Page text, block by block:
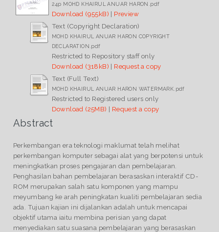
24p MOHD KHAIRUL ANUAR HARON.pdf
Download (955kB) | Preview
Text (Copyright Declaration)
MOHD KHAIRUL ANUAR HARON COPYRIGHT
DECLARATION.pdf
Restricted to Repository staff only
Download (318kB) | Request a copy
Text (Full Text)
MOHD KHAIRUL ANUAR HARON WATERMARK.pdf
Restricted to Registered users only
Download (25MB) | Request a copy
Abstract
Perkembangan era teknologi maklumat telah melihat
perkembangan komputer sebagai alat yang berpotensi untuk
meningkatkan proses pengajaran dan pembelajaran.
Penghasilan bahan pembelajaran berasaskan interaktif CD-
ROM merupakan salah satu komponen yang mampu
meyumbang ke arah peningkatan kualiti pembelajaran sedia
ada. Tujuan kajian ini dijalankan adalah untuk mencapai
objektif utama iaitu membina perisian yang dapat
menyediakan satu suasana pembelajaran yang berasaskan